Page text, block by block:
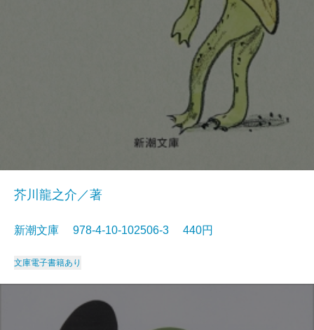
芥川龍之介／著
新潮文庫 978-4-10-102506-3 440円
文庫電子書籍あり